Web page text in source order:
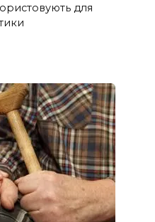
для